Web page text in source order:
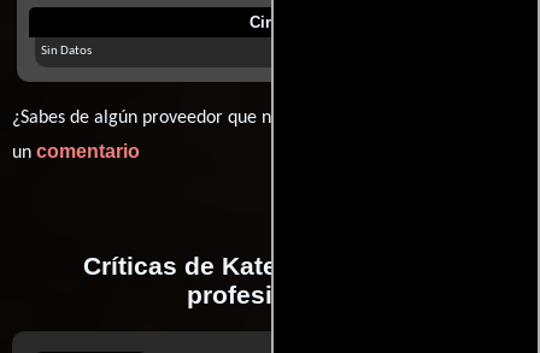
Cines
Sin Datos
¿Sabes de algún proveedor que no estamos mostrando? déjanos
un comentario
Críticas de Kate realizadas por
profesionales